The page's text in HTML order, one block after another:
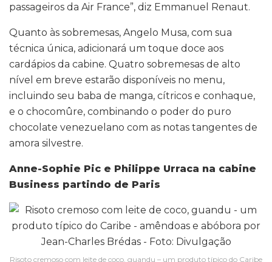
passageiros da Air France”, diz Emmanuel Renaut.
Quanto às sobremesas, Angelo Musa, com sua
técnica única, adicionará um toque doce aos
cardápios da cabine. Quatro sobremesas de alto
nível em breve estarão disponíveis no menu,
incluindo seu baba de manga, cítricos e conhaque,
e o chocomûre, combinando o poder do puro
chocolate venezuelano com as notas tangentes de
amora silvestre.
Anne-Sophie Pic e Philippe Urraca na cabine
Business partindo de Paris
Risoto cremoso com leite de coco, guandu – um produto típico do Caribe